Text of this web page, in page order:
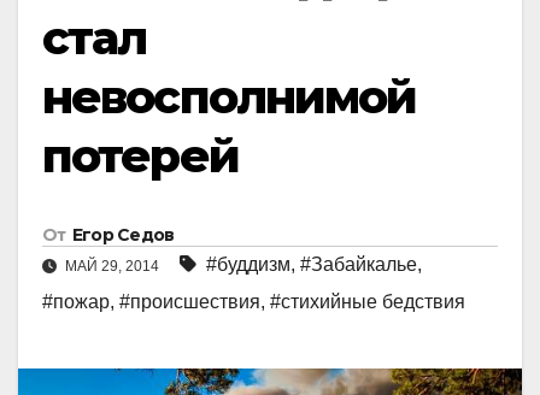
стал
невосполнимой
потерей
От Егор Седов
МАЙ 29, 2014 #буддизм, #Забайкалье,
#пожар, #происшествия, #стихийные бедствия